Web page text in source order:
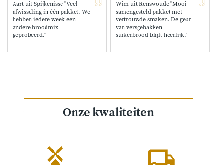
Aart uit Spijkenisse "Veel
afwisseling in één pakket. We
hebben iedere week een
andere broodmix
geprobeerd."
Wim uit Renswoude "Mooi
samengesteld pakket met
vertrouwde smaken. De geur
van versgebakken
suikerbrood blijft heerlijk."
Onze kwaliteiten